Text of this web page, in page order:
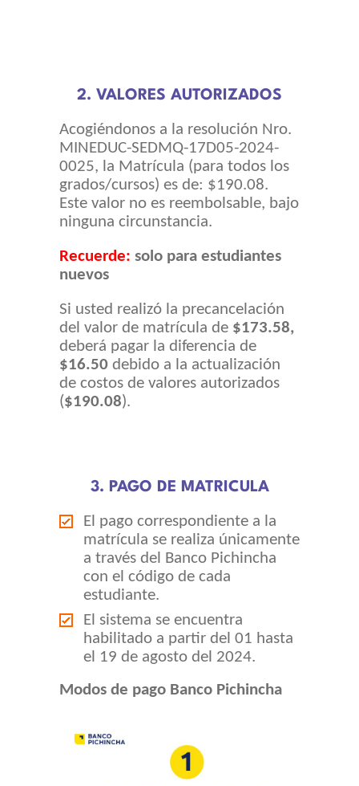
2. VALORES AUTORIZADOS
Acogiéndonos a la resolución Nro.
MINEDUC-SEDMQ-17D05-2024-
0025, la Matrícula (para todos los
grados/cursos) es de: $190.08.
Este valor no es reembolsable, bajo
ninguna circunstancia.
Recuerde: solo para estudiantes
nuevos
Si usted realizó la precancelación
del valor de matrícula de $173.58,
deberá pagar la diferencia de
$16.50 debido a la actualización
de costos de valores autorizados
($190.08).
3. PAGO DE MATRICULA
El pago correspondiente a la
matrícula se realiza únicamente
a través del Banco Pichincha
con el código de cada
estudiante.
El sistema se encuentra
habilitado a partir del 01 hasta
el 19 de agosto del 2024.
Modos de pago Banco Pichincha